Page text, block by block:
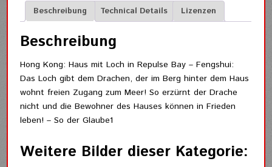
Beschreibung Technical Details Lizenzen
Beschreibung
Hong Kong: Haus mit Loch in Repulse Bay – Fengshui:
Das Loch gibt dem Drachen, der im Berg hinter dem Haus
wohnt freien Zugang zum Meer! So erzürnt der Drache
nicht und die Bewohner des Hauses können in Frieden
leben! – So der Glaube1
Weitere Bilder dieser Kategorie: